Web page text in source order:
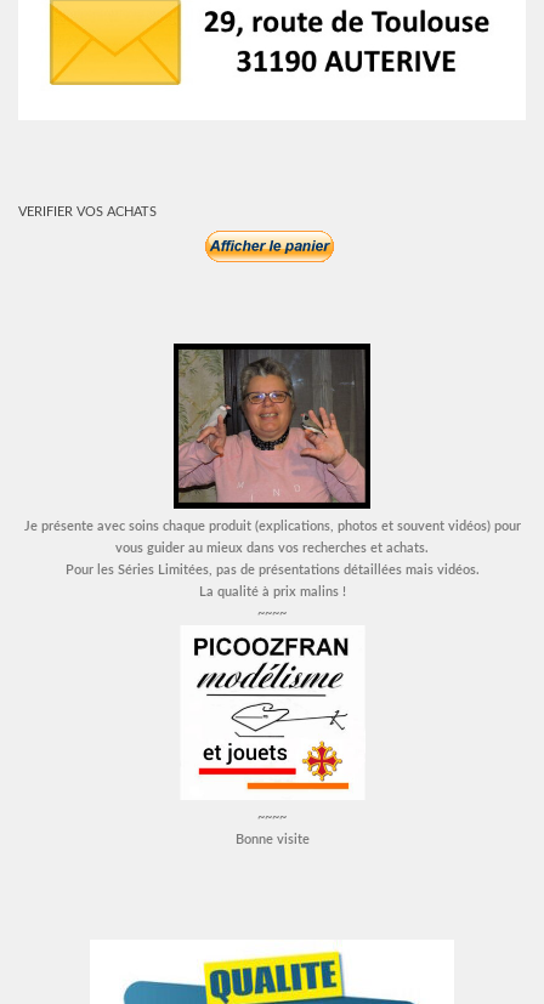
VERIFIER VOS ACHATS
Je présente avec soins chaque produit (explications, photos et souvent vidéos) pour
vous guider au mieux dans vos recherches et achats.
Pour les Séries Limitées, pas de présentations détaillées mais vidéos.
La qualité à prix malins !
~~~~
~~~~
Bonne visite